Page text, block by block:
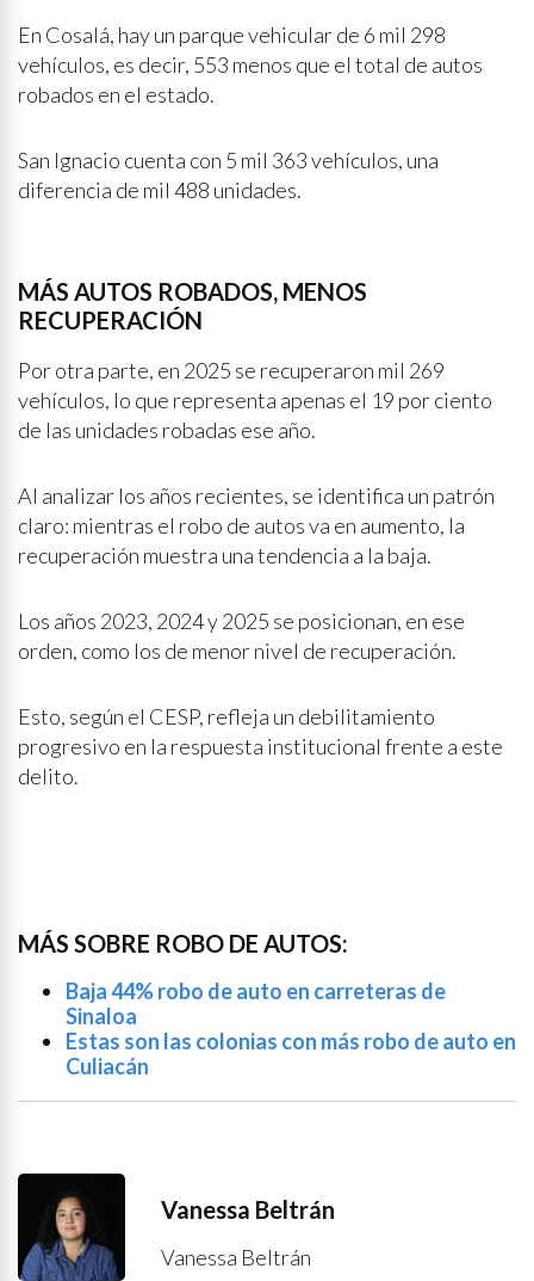
En Cosalá, hay un parque vehicular de 6 mil 298
vehículos, es decir, 553 menos que el total de autos
robados en el estado.
San Ignacio cuenta con 5 mil 363 vehículos, una
diferencia de mil 488 unidades.
MÁS AUTOS ROBADOS, MENOS
RECUPERACIÓN
Por otra parte, en 2025 se recuperaron mil 269
vehículos, lo que representa apenas el 19 por ciento
de las unidades robadas ese año.
Al analizar los años recientes, se identifica un patrón
claro: mientras el robo de autos va en aumento, la
recuperación muestra una tendencia a la baja.
Los años 2023, 2024 y 2025 se posicionan, en ese
orden, como los de menor nivel de recuperación.
Esto, según el CESP, refleja un debilitamiento
progresivo en la respuesta institucional frente a este
delito.
MÁS SOBRE ROBO DE AUTOS:
Baja 44% robo de auto en carreteras de
Sinaloa
Estas son las colonias con más robo de auto en
Culiacán
Vanessa Beltrán
Vanessa Beltrán